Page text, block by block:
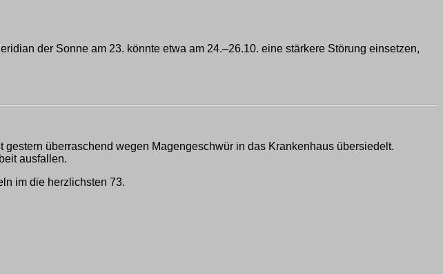
der Sonne am 23. könnte etwa am 24.–26.10. eine stärkere Störung einsetzen,
überraschend wegen Magengeschwür in das Krankenhaus übersiedelt.
ausfallen.
im die herzlichsten 73.